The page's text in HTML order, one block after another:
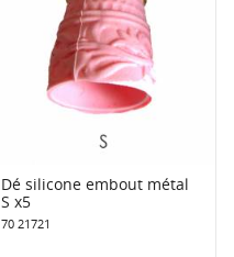
Dé silicone embout métal
S x5
70 21721